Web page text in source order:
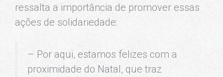
ressalta a importância de promover essas
ações de solidariedade:
– Por aqui, estamos felizes com a
proximidade do Natal, que traz